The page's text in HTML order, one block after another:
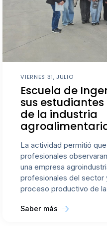
VIERNES 31, JULIO
Escuela de
sus
de la industria
La actividad permitió
profesionales
una empresa
profesionales del sector
proceso productivo de la
Saber más